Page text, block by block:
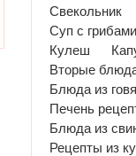
Свекольник
Суп с грибами
Кулеш
Вторые
Блюда из
Печень
Блюда из
Рецепты из